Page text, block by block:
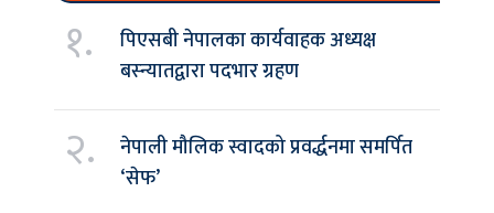
१.
पिएसबी नेपालका कार्यवाहक अध्यक्ष
बस्न्यातद्वारा पदभार ग्रहण
२.
नेपाली मौलिक स्वादको प्रवर्द्धनमा समर्पित
‘सेफ’